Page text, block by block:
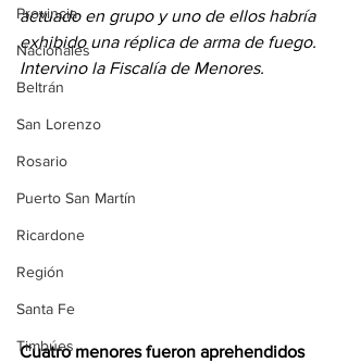
Provincia
Nacionales
Beltrán
San Lorenzo
Rosario
Puerto San Martín
Ricardone
Región
Santa Fe
Timbúes
actuado en grupo y uno de ellos habría
exhibido una réplica de arma de fuego.
Intervino la Fiscalía de Menores.
Cuatro menores fueron aprehendidos